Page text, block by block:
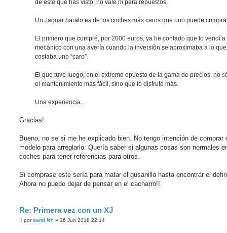
de este que has visto, no vale ni para repuestos.
Un Jaguar barato es de los coches màs caros que uno puede
El primero que compré, por 2000 euros, ya he contado que lo vendí a
mecánico con una avería cuando la inversiòn se aproximaba a lo que
costaba uno “caro”.
El que tuve luego, en el extremo opuesto de la gama de precios, no
el mantenimiento màs fàcil, sino que lo disfruté màs.
Una experiencia...
Gracias!
Bueno, no se si me he explicado bien. No tengo intención de comprar
modelo para arreglarlo. Quería saber si algunas cosas son normales
coches para tener referencias para otros.
Si comprase este sería para matar el gusanillo hasta encontrar el
Ahora no puedo dejar de pensar en el cacharro!!
Re: Primera vez con un XJ
Mporsanti NY » 26 Jun 2018 22:14